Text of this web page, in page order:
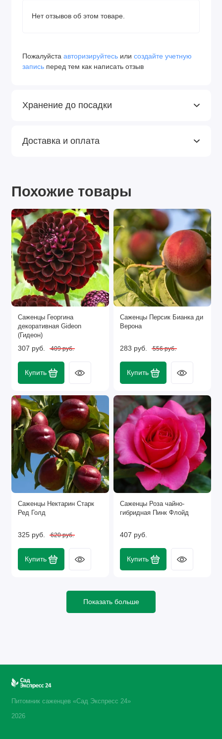
Нет отзывов об этом товаре.
Пожалуйста авторизируйтесь или создайте учетную
запись перед тем как написать отзыв
Хранение до посадки
Доставка и оплата
Похожие товары
Саженцы Георгина
декоративная Gideon
(Гидеон)
307 руб. 409 руб.
Купить
Саженцы Персик Бианка ди
Верона
283 руб. 556 руб.
Купить
Саженцы Нектарин Старк
Ред Голд
325 руб. 620 руб.
Купить
Саженцы Роза чайно-
гибридная Пинк Флойд
407 руб.
Купить
Показать больше
Питомник саженцев «Сад Экспресс 24»
2026